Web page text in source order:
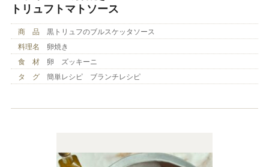
トリュフトマトソース
商 品
黒トリュフのブルスケッタソース
料理名
卵焼き
食 材
卵 ズッキーニ
タ グ
簡単レシピ ブランチレシピ